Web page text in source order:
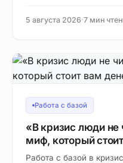
5 августа 2026·7 мин
Работа с базой
«В кризис люди
миф, который
Работа с базой в